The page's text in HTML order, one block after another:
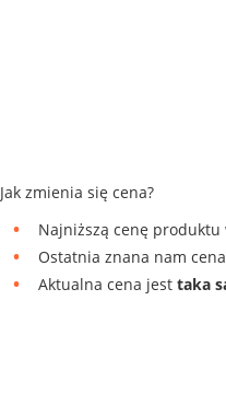
Jak zmienia się cena?
Najniższą cenę produktu
Ostatnia znana nam
Aktualna cena jesttaka